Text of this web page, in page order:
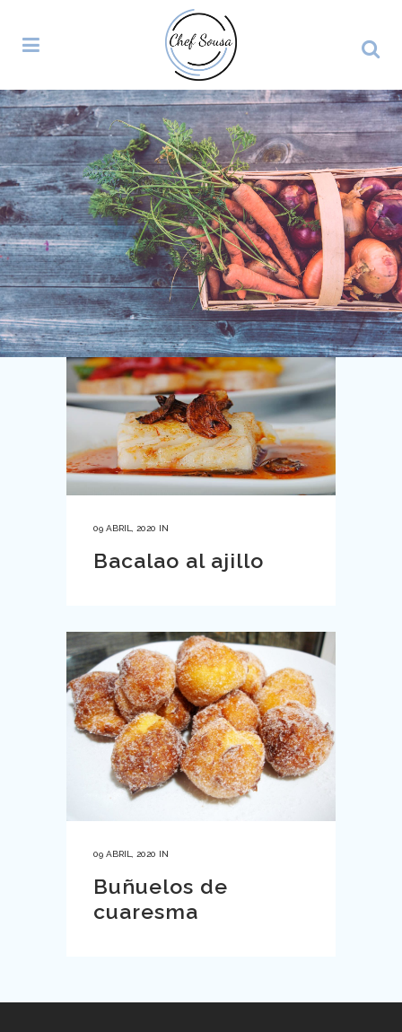
09 ABRIL, 2020 IN
Bacalao al ajillo
09 ABRIL, 2020 IN
Buñuelos de
cuaresma